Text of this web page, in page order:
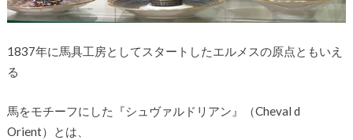
1837年に馬具工房としてスタートしたエルメスの原点ともいえ
る
馬をモチーフにした『シュヴァルドリアン』（Cheval d
Orient）とは、